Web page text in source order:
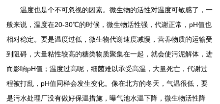
温度也是个不可忽视的因素。微生物的活性对温度可敏感了，一
般来说，温度在20-30℃的时候，微生物活性强，代谢正常，pH值也
相对稳定。要是温度过低，微生物代谢速度减慢，营养物质的运输受
到阻碍，大量粘性较高的糖类物质聚集在一起，就会使污泥解体，进
而影响pH值；温度过高呢，细菌难以承受高温，大量死亡，代谢过
程被打乱，pH值同样会发生变化。像在北方的冬天，气温很低，要
是污水处理厂没有做好保温措施，曝气池水温下降，微生物活性降